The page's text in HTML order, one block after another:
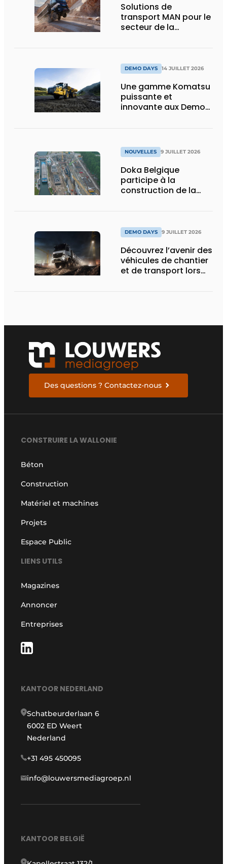
Solutions de
transport MAN pour le
secteur de la
DEMO DAYS 14 JUILLET 2026
Une gamme Komatsu
puissante et
innovante aux Demo
NOUVELLES 9 JUILLET 2026
Doka Belgique
participe à la
construction de la
DEMO DAYS 9 JUILLET 2026
Découvrez l’avenir des
véhicules de chantier
et de transport lors
Des questions ? Contactez-nous
CONSTRUIRE LA WALLONIE
Béton
Construction
Matériel et machines
Projets
Espace Public
LIENS UTILS
Magazines
Annoncer
Entreprises
KANTOOR NEDERLAND
Schatbeurderlaan 6
6002 ED Weert
Nederland
+31 495 450095
info@louwersmediagroep.nl
KANTOOR BELGIË